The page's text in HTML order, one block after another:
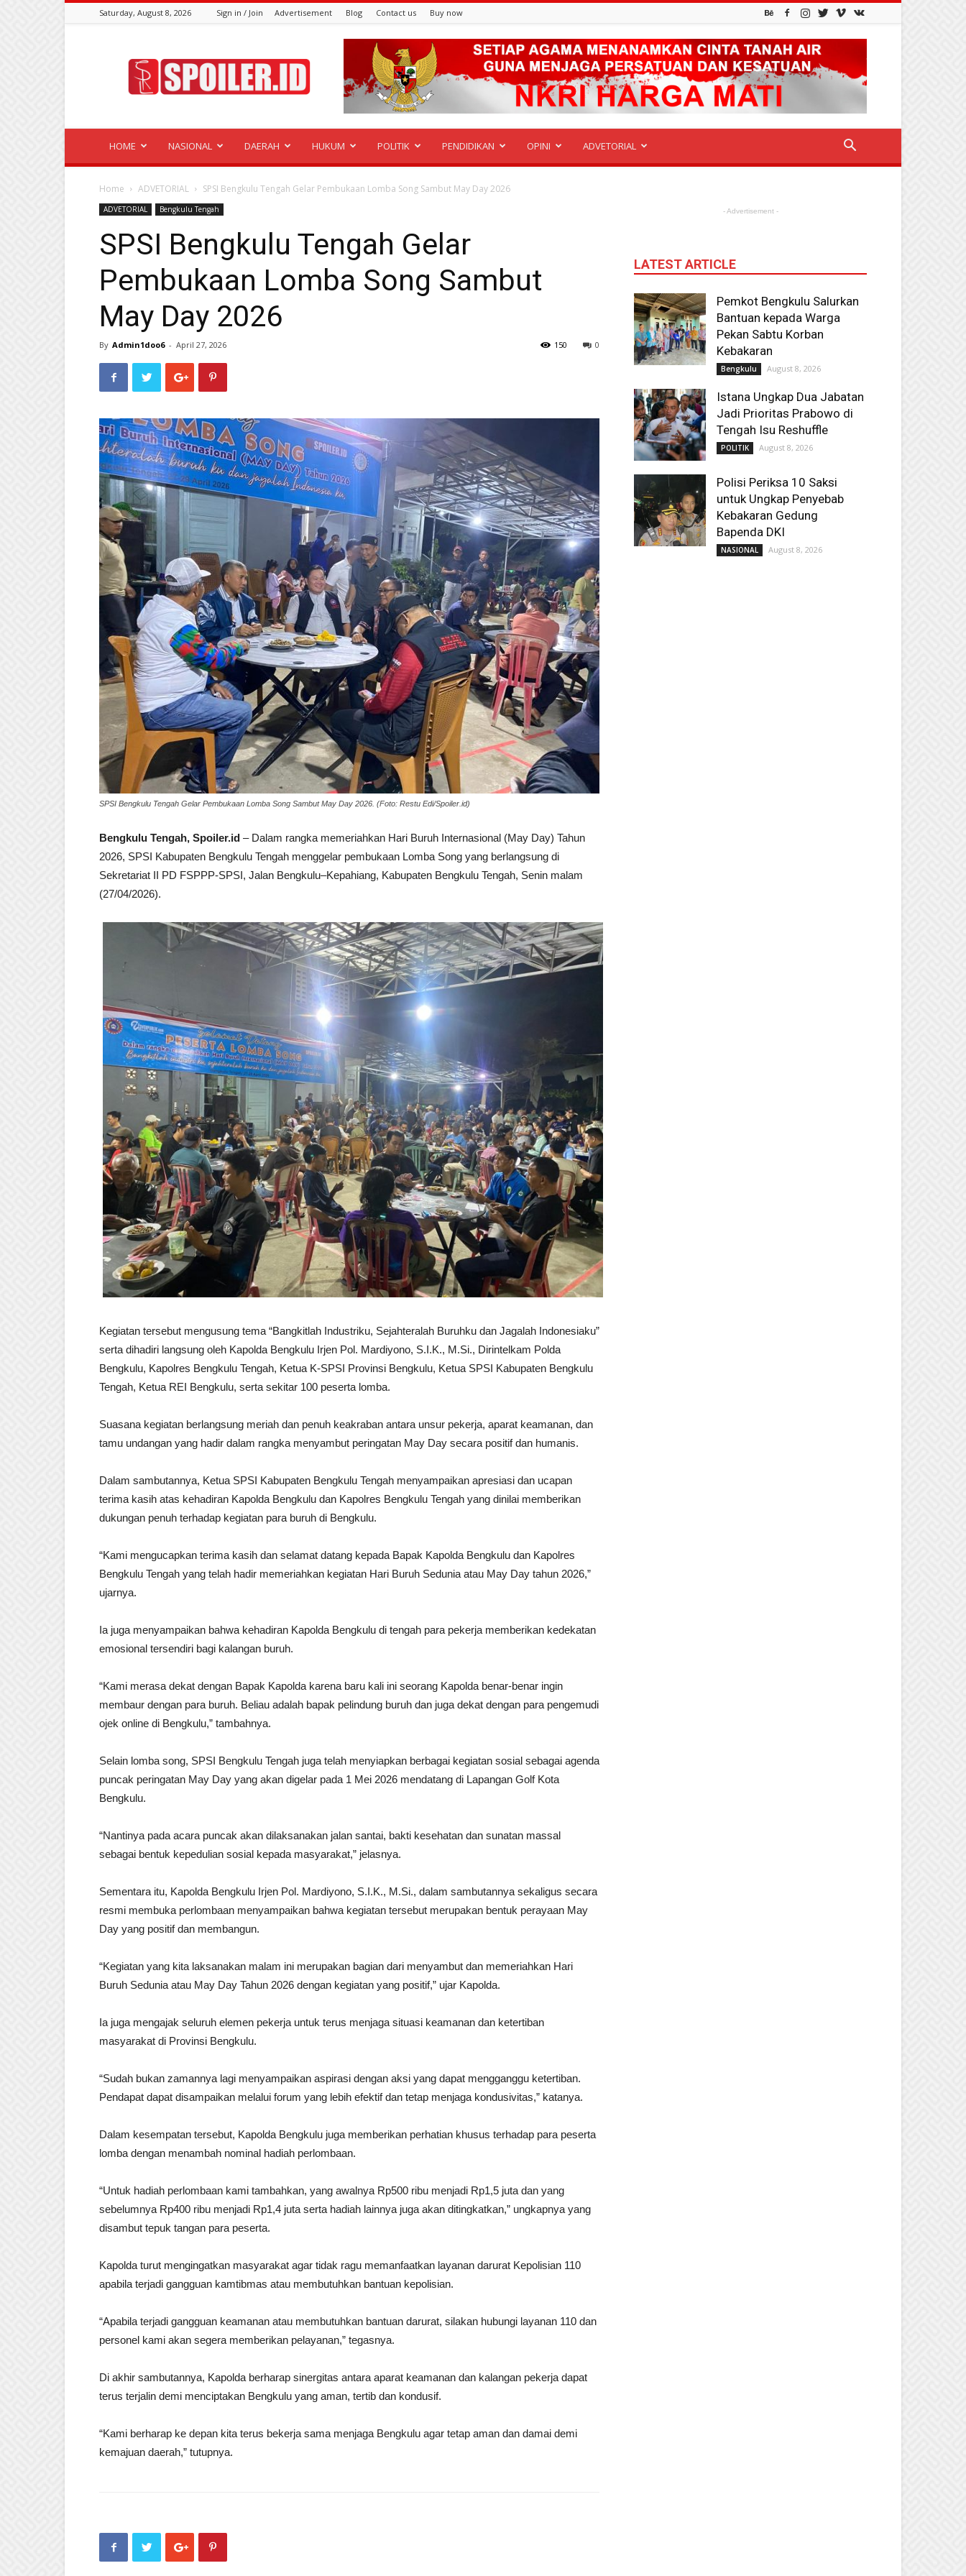
Saturday, August 8, 2026 Sign in / Join Advertisement Blog Contact us Buy now
HOME NASIONAL DAERAH HUKUM POLITIK PENDIDIKAN OPINI ADVETORIAL
Home ADVETORIAL SPSI Bengkulu Tengah Gelar Pembukaan Lomba Song Sambut May Day 2026
ADVETORIAL Bengkulu Tengah
SPSI Bengkulu Tengah Gelar
Pembukaan Lomba Song Sambut
May Day 2026
By Admin1doo6 - April 27, 2026 0
150
SPSI Bengkulu Tengah Gelar Pembukaan Lomba Song Sambut May Day 2026. (Foto: Restu Edi/Spoiler.id)
Bengkulu Tengah, Spoiler.id – Dalam rangka memeriahkan Hari Buruh Internasional (May Day) Tahun
2026, SPSI Kabupaten Bengkulu Tengah menggelar pembukaan Lomba Song yang berlangsung di
Sekretariat II PD FSPPP-SPSI, Jalan Bengkulu–Kepahiang, Kabupaten Bengkulu Tengah, Senin malam
(27/04/2026).
Kegiatan tersebut mengusung tema “Bangkitlah Industriku, Sejahteralah Buruhku dan Jagalah Indonesiaku”
serta dihadiri langsung oleh Kapolda Bengkulu Irjen Pol. Mardiyono, S.I.K., M.Si., Dirintelkam Polda
Bengkulu, Kapolres Bengkulu Tengah, Ketua K-SPSI Provinsi Bengkulu, Ketua SPSI Kabupaten Bengkulu
Tengah, Ketua REI Bengkulu, serta sekitar 100 peserta lomba.
Suasana kegiatan berlangsung meriah dan penuh keakraban antara unsur pekerja, aparat keamanan, dan
tamu undangan yang hadir dalam rangka menyambut peringatan May Day secara positif dan humanis.
Dalam sambutannya, Ketua SPSI Kabupaten Bengkulu Tengah menyampaikan apresiasi dan ucapan
terima kasih atas kehadiran Kapolda Bengkulu dan Kapolres Bengkulu Tengah yang dinilai memberikan
dukungan penuh terhadap kegiatan para buruh di Bengkulu.
“Kami mengucapkan terima kasih dan selamat datang kepada Bapak Kapolda Bengkulu dan Kapolres
Bengkulu Tengah yang telah hadir memeriahkan kegiatan Hari Buruh Sedunia atau May Day tahun 2026,”
ujarnya.
Ia juga menyampaikan bahwa kehadiran Kapolda Bengkulu di tengah para pekerja memberikan kedekatan
emosional tersendiri bagi kalangan buruh.
“Kami merasa dekat dengan Bapak Kapolda karena baru kali ini seorang Kapolda benar-benar ingin
membaur dengan para buruh. Beliau adalah bapak pelindung buruh dan juga dekat dengan para pengemudi
ojek online di Bengkulu,” tambahnya.
Selain lomba song, SPSI Bengkulu Tengah juga telah menyiapkan berbagai kegiatan sosial sebagai agenda
puncak peringatan May Day yang akan digelar pada 1 Mei 2026 mendatang di Lapangan Golf Kota
Bengkulu.
“Nantinya pada acara puncak akan dilaksanakan jalan santai, bakti kesehatan dan sunatan massal
sebagai bentuk kepedulian sosial kepada masyarakat,” jelasnya.
Sementara itu, Kapolda Bengkulu Irjen Pol. Mardiyono, S.I.K., M.Si., dalam sambutannya sekaligus secara
resmi membuka perlombaan menyampaikan bahwa kegiatan tersebut merupakan bentuk perayaan May
Day yang positif dan membangun.
“Kegiatan yang kita laksanakan malam ini merupakan bagian dari menyambut dan memeriahkan Hari
Buruh Sedunia atau May Day Tahun 2026 dengan kegiatan yang positif,” ujar Kapolda.
Ia juga mengajak seluruh elemen pekerja untuk terus menjaga situasi keamanan dan ketertiban
masyarakat di Provinsi Bengkulu.
“Sudah bukan zamannya lagi menyampaikan aspirasi dengan aksi yang dapat mengganggu ketertiban.
Pendapat dapat disampaikan melalui forum yang lebih efektif dan tetap menjaga kondusivitas,” katanya.
Dalam kesempatan tersebut, Kapolda Bengkulu juga memberikan perhatian khusus terhadap para peserta
lomba dengan menambah nominal hadiah perlombaan.
“Untuk hadiah perlombaan kami tambahkan, yang awalnya Rp500 ribu menjadi Rp1,5 juta dan yang
sebelumnya Rp400 ribu menjadi Rp1,4 juta serta hadiah lainnya juga akan ditingkatkan,” ungkapnya yang
disambut tepuk tangan para peserta.
Kapolda turut mengingatkan masyarakat agar tidak ragu memanfaatkan layanan darurat Kepolisian 110
apabila terjadi gangguan kamtibmas atau membutuhkan bantuan kepolisian.
“Apabila terjadi gangguan keamanan atau membutuhkan bantuan darurat, silakan hubungi layanan 110 dan
personel kami akan segera memberikan pelayanan,” tegasnya.
Di akhir sambutannya, Kapolda berharap sinergitas antara aparat keamanan dan kalangan pekerja dapat
terus terjalin demi menciptakan Bengkulu yang aman, tertib dan kondusif.
“Kami berharap ke depan kita terus bekerja sama menjaga Bengkulu agar tetap aman dan damai demi
kemajuan daerah,” tutupnya.
- Advertisement -
LATEST ARTICLE
Pemkot Bengkulu Salurkan
Bantuan kepada Warga
Pekan Sabtu Korban
Kebakaran
Bengkulu August 8, 2026
Istana Ungkap Dua Jabatan
Jadi Prioritas Prabowo di
Tengah Isu Reshuffle
POLITIK August 8, 2026
Polisi Periksa 10 Saksi
untuk Ungkap Penyebab
Kebakaran Gedung
Bapenda DKI
NASIONAL August 8, 2026